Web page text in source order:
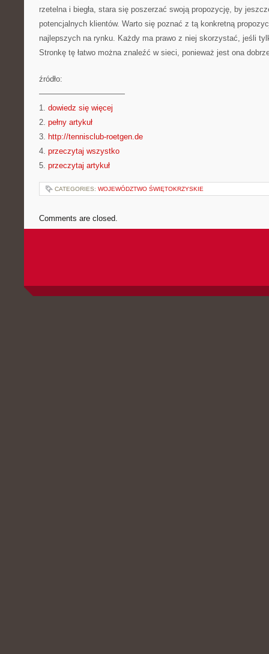
rzetelna i biegła, stara się poszerzać swoją propozycję, by
potencjalnych klientów. Warto się poznać z tą konkretną
najlepszych na rynku. Każdy ma prawo z niej skorzystać, jeśli
Stronkę tę łatwo można znaleźć w sieci, ponieważ jest ona
źródło:
———————————
1. dowiedz się więcej
2. pełny artykuł
3. http://tennisclub-roetgen.de
4. przeczytaj wszystko
5. przeczytaj artykuł
CATEGORIES: WOJEWÓDZTWO ŚWIĘTOKRZYSKIE
Comments are closed.